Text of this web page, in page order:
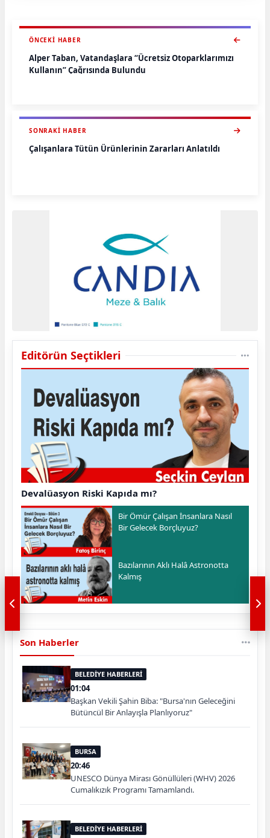
ÖNCEKI HABER
Alper Taban, Vatandaşlara “Ücretsiz Otoparklarımızı
Kullanın” Çağrısında Bulundu
SONRAKI HABER
Çalışanlara Tütün Ürünlerinin Zararları Anlatıldı
Editörün Seçtikleri
Devalüasyon Riski Kapıda mı?
Bir Ömür Çalışan İnsanlara Nasıl
Bir Gelecek Borçluyuz?
Bazılarının Aklı Halâ Astronotta
Kalmış
Son Haberler
BELEDİYE HABERLERİ
01:04
Başkan Vekili Şahin Biba: "Bursa'nın Geleceğini
Bütüncül Bir Anlayışla Planlıyoruz"
BURSA
20:46
UNESCO Dünya Mirası Gönüllüleri (WHV) 2026
Cumalıkızık Programı Tamamlandı.
BELEDİYE HABERLERİ